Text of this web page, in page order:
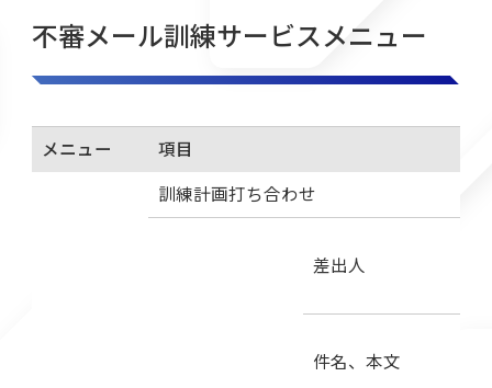
不審メール訓練サービスメニュー
メニュー
項目
訓練計画打ち合わせ
差出人
件名、本文